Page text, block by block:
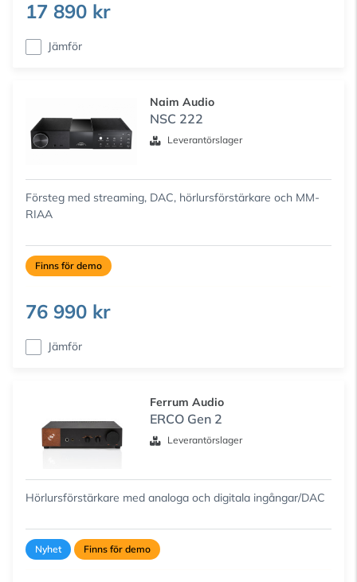
17 890 kr
Jämför
Naim Audio
NSC 222
Leverantörslager
Försteg med streaming, DAC, hörlursförstärkare och MM-
RIAA
Finns för demo
76 990 kr
Jämför
Ferrum Audio
ERCO Gen 2
Leverantörslager
Hörlursförstärkare med analoga och digitala ingångar/DAC
Nyhet Finns för demo